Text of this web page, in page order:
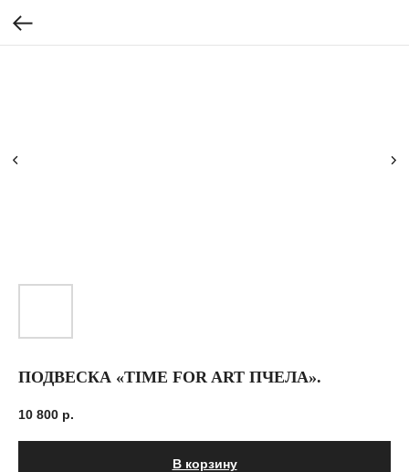
ПОДВЕСКА «TIME FOR ART ПЧЕЛА».
10 800 р.
В корзину